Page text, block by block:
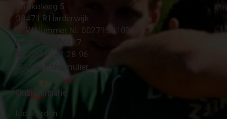
Strokelweg 5
3847 LR Harderwijk
BTW Nummer NL 002715910B01
KvK Nr 40094437
☎︎ 0341 - 41 28 96
✉︎ Contactformulier
Clubinformatie
Lid worden